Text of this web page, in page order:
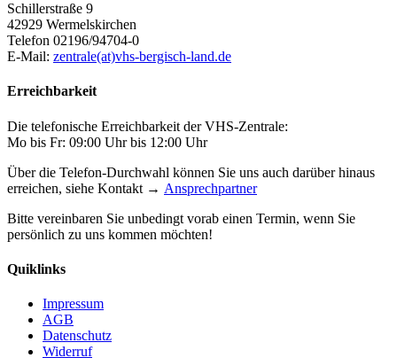
Schillerstraße 9
42929 Wermelskirchen
Telefon 02196/94704-0
E-Mail: zentrale(at)vhs-bergisch-land.de
Erreichbarkeit
Die telefonische Erreichbarkeit der VHS-Zentrale:
Mo bis Fr: 09:00 Uhr bis 12:00 Uhr
Über die Telefon-Durchwahl können Sie uns auch darüber hinaus
erreichen, siehe Kontakt → Ansprechpartner
Bitte vereinbaren Sie unbedingt vorab einen Termin, wenn Sie
persönlich zu uns kommen möchten!
Quiklinks
Impressum
AGB
Datenschutz
Widerruf